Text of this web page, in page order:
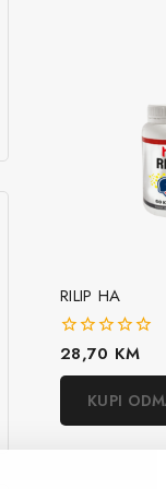
RILIP HA
0
out
of
28,70 KM
KUPI